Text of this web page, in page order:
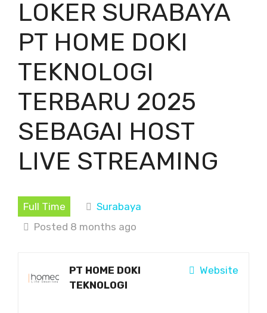
LOKER SURABAYA
PT HOME DOKI
TEKNOLOGI
TERBARU 2025
SEBAGAI HOST
LIVE STREAMING
Full Time
Surabaya
Posted 8 months ago
Website
PT HOME DOKI
TEKNOLOGI